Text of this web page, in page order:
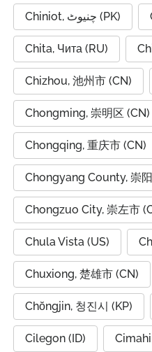
Chiniot, چنیوٹ (PK)
Chita, Чита (RU)
Chizhou, 池州市 (CN)
Chongming, 崇明区 (CN)
Chongqing, 重庆市 (CN)
Chongyang County, 崇
Chongzuo City, 崇左市
Chula Vista (US)
Chuxiong, 楚雄市 (CN)
Chŏngjin, 청진시 (KP)
Cilegon (ID) Cimahi